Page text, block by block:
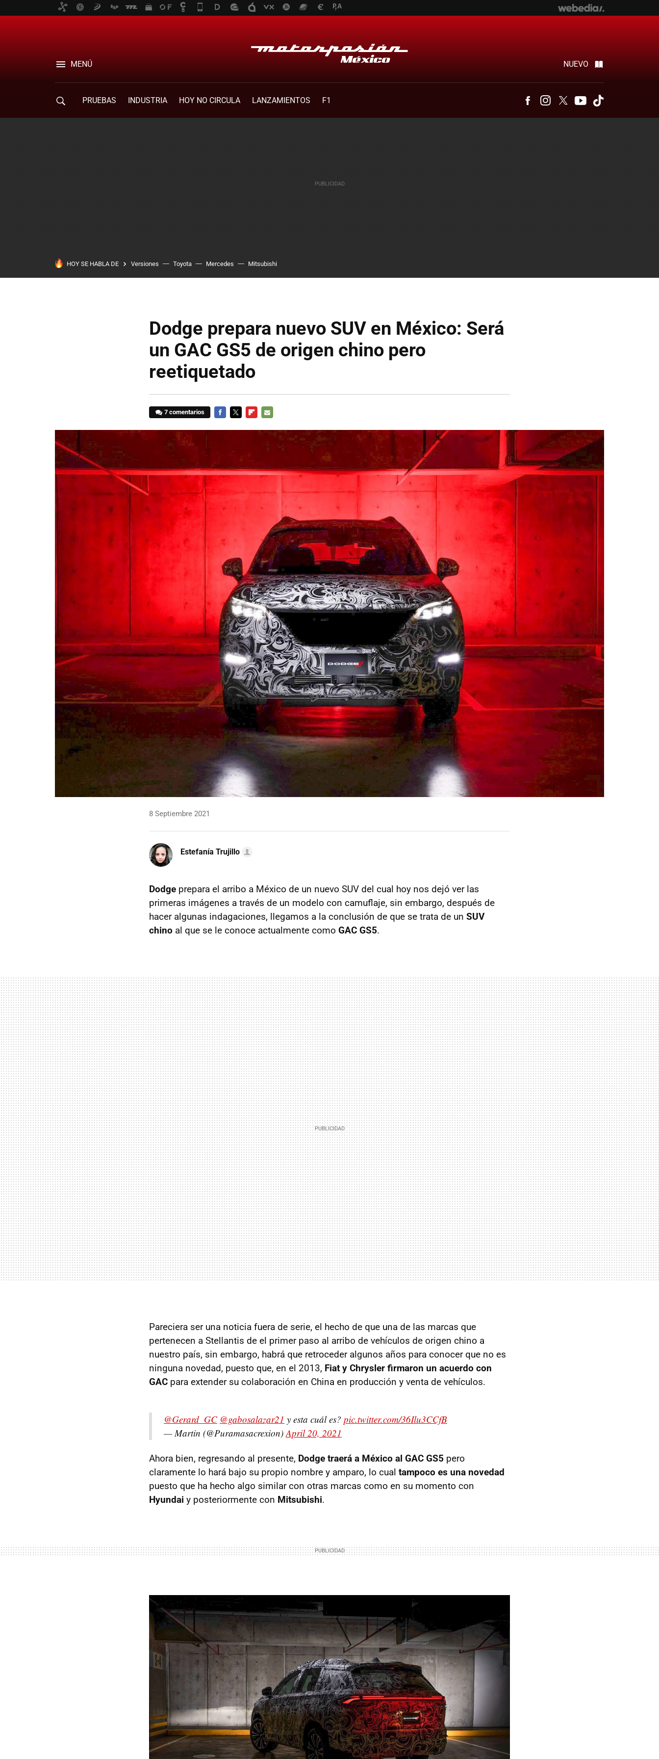
MENÚ NUEVO
PRUEBAS INDUSTRIA HOY NO CIRCULA LANZAMIENTOS F1 FacebookInstagram
Twitter Youtube
HOY SE HABLA DE Versiones Toyota Mercedes Mitsubishi
Dodge prepara nuevo SUV en México: Será
un GAC GS5 de origen chino pero
reetiquetado
7 comentarios
8 Septiembre 2021
Estefanía Trujillo
Dodge prepara el arribo a México de un nuevo SUV del cual hoy nos dejó ver las
primeras imágenes a través de un modelo con camuflaje, sin embargo, después de
hacer algunas indagaciones, llegamos a la conclusión de que se trata de un SUV
chino al que se le conoce actualmente como GAC GS5.
Pareciera ser una noticia fuera de serie, el hecho de que una de las marcas que
pertenecen a Stellantis de el primer paso al arribo de vehículos de origen chino a
nuestro país, sin embargo, habrá que retroceder algunos años para conocer que no es
ninguna novedad, puesto que, en el 2013, Fiat y Chrysler firmaron un acuerdo con
GAC para extender su colaboración en China en producción y venta de vehículos.
@Gerard_GC @gabosalazar21 y esta cuál es? pic.twitter.com/36Ilu3CCfB
— Martin (@Puramasacrexion) April 20, 2021
Ahora bien, regresando al presente, Dodge traerá a México al GAC GS5 pero
claramente lo hará bajo su propio nombre y amparo, lo cual tampoco es una novedad
puesto que ha hecho algo similar con otras marcas como en su momento con
Hyundai y posteriormente con Mitsubishi.